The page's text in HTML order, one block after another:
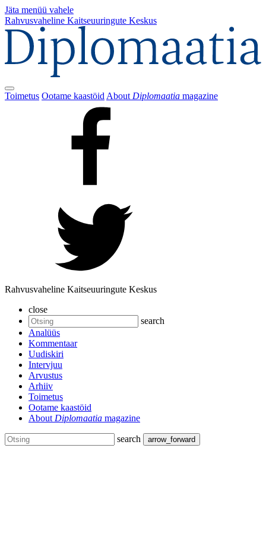
Jäta menüü vahele
Rahvusvaheline Kaitseuuringute Keskus
Toimetus Ootame kaastöid About Diplomaatia magazine
Rahvusvaheline Kaitseuuringute Keskus
close
search
Analüüs
Kommentaar
Uudiskiri
Intervjuu
Arvustus
Arhiiv
Toimetus
Ootame kaastöid
About Diplomaatia magazine
search arrow_forward